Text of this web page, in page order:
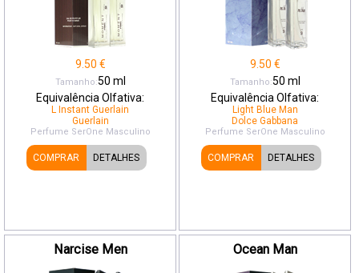
9.50 €
Tamanho:50 ml
Equivalência Olfativa:
L Instant Guerlain
Guerlain
Perfume SerOne Masculino
COMPRAR DETALHES
9.50 €
Tamanho:50 ml
Equivalência Olfativa:
Light Blue Man
Dolce Gabbana
Perfume SerOne Masculino
COMPRAR DETALHES
Narcise Men Ocean Man